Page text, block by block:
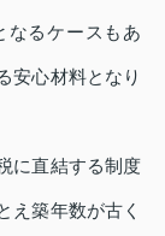
なるケースもあ
安心材料となり
に直結する制度
え築年数が古く